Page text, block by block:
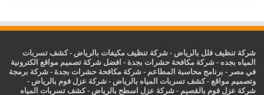
شركة تنظيف فلل بالرياض -شركة تنظيف مكيفات بالرياض -كشف تسربات
المياه بجده -شركة مكافحة حشرات بجدة - افضل شركة تصميم مواقع الكترونية
في مصر - برنامج محاسبة المطاعم -شركة مكافحة حشرات بجدة -شركة برمجة
وتصميم مواقع -كشف تسربات المياه بالرياض -شركة عزل فوم بالرياض -
شركة عزل فوم بالقصيم -شركة عزل اسطح بالرياض -كشف تسربات المياه